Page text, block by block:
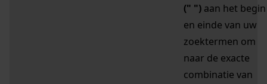
(" ") aan het begin
en einde van uw
zoektermen om
naar de exacte
combinatie van